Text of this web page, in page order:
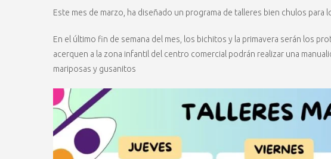
Este mes de marzo, ha diseñado un programa de talleres bien chulos para
En el último fin de semana del mes, los bichitos y la primavera serán los
acerquen a la zona infantil del centro comercial podrán realizar una
mariposas y gusanitos